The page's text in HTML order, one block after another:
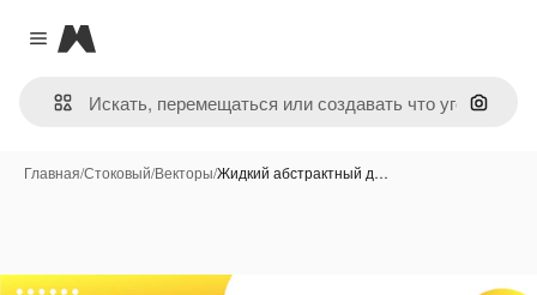
Close menu
Magnific
Поиск
Главная/Стоковый/Векторы/Жидкий абстрактный д…